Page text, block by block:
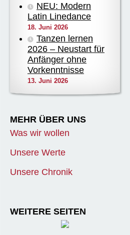
NEU: Modern
Latin Linedance
18. Juni 2026
Tanzen lernen
2026 – Neustart für
Anfänger ohne
Vorkenntnisse
13. Juni 2026
MEHR ÜBER UNS
Was wir wollen
Unsere Werte
Unsere Chronik
WEITERE SEITEN